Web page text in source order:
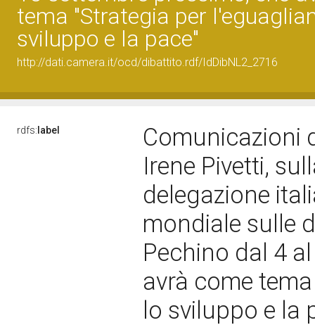
tema "Strategia per
sviluppo e la pace"
http://dati.camera.it/ocd/dibattito.rdf/IdDibNL2_2716
rdfs: label
Comunicazioni
Irene Pivetti,
delegazione
mondiale sulle
Pechino dal 4
avrà come
lo sviluppo e la